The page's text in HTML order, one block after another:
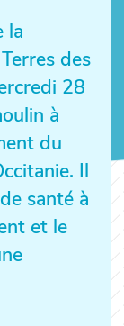
la
des
28
à
du
Il
santé à
et le